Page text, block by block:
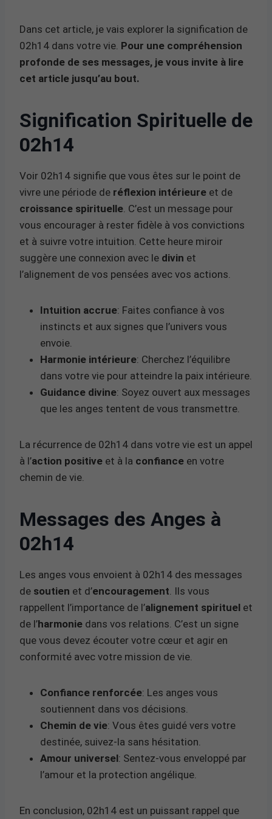
Dans cet article, je vais explorer la signification de
02h14 dans votre vie. Pour une compréhension
profonde de ses messages, je vous invite à lire
cet article jusqu’au bout.
Signification Spirituelle de
02h14
Voir 02h14 signifie que vous êtes sur le point de
vivre une période de réflexion intérieure et de
croissance spirituelle . C’est un message pour
vous encourager à rester fidèle à vos convictions
et à suivre votre intuition. Cette heure miroir
suggère une connexion avec le divin et
l’alignement de vos pensées avec vos actions.
Intuition accrue: Faites confiance à vos
instincts et aux signes que l’univers vous
envoie.
Harmonie intérieure: Cherchez l’équilibre
dans votre vie pour atteindre la paix intérieure.
Guidance divine: Soyez ouvert aux messages
que les anges tentent de vous transmettre.
La récurrence de 02h14 dans votre vie est un appel
à l’action positive et à la confiance en votre
chemin de vie.
Messages des Anges à
02h14
Les anges vous envoient à 02h14 des messages
de soutien et d’encouragement . Ils vous
rappellent l’importance de l’alignement spirituel et
de l’harmonie dans vos relations. C’est un signe
que vous devez écouter votre cœur et agir en
conformité avec votre mission de vie.
Confiance renforcée: Les anges vous
soutiennent dans vos décisions.
Chemin de vie: Vous êtes guidé vers votre
destinée, suivez-la sans hésitation.
Amour universel: Sentez-vous enveloppé par
l’amour et la protection angélique.
En conclusion, 02h14 est un puissant rappel que